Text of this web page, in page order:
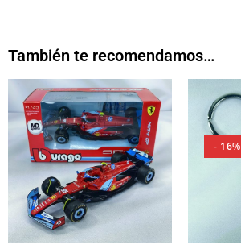
También te recomendamos…
- 16%